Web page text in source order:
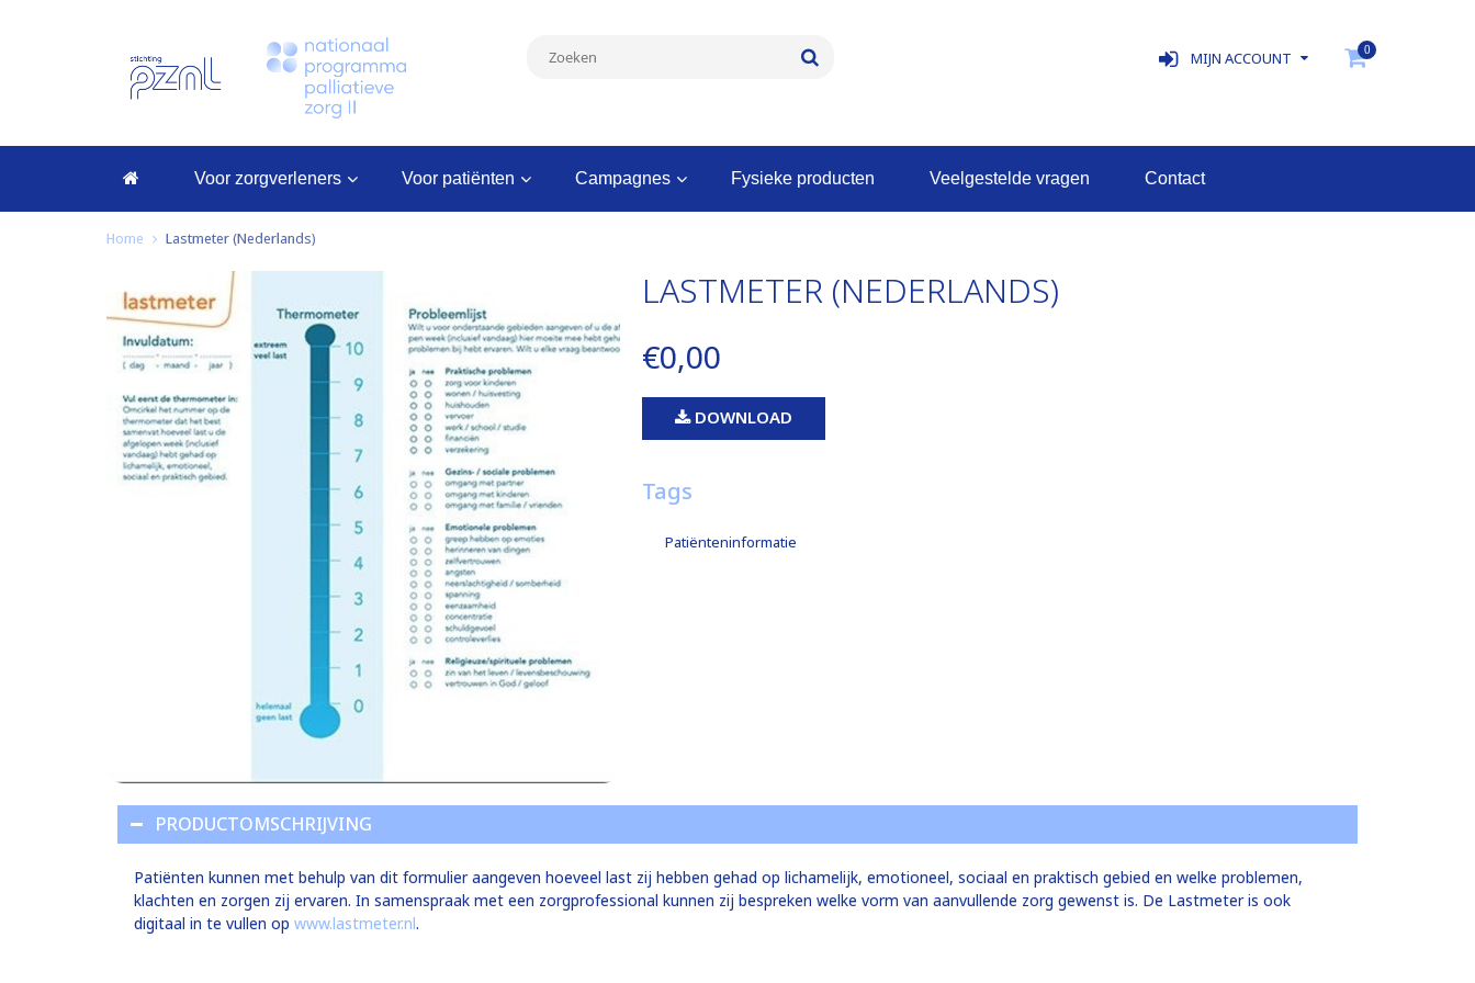
0
MIJN ACCOUNT
voor zorgverleners voor patiënten campagnes fysieke producten veelgestelde vragen contact
Home Lastmeter (Nederlands)
LASTMETER (NEDERLANDS)
€0,00
DOWNLOAD
Tags
Patiënteninformatie
PRODUCTOMSCHRIJVING
Patiënten kunnen met behulp van dit formulier aangeven hoeveel last zij hebben gehad op lichamelijk, emotioneel, sociaal en praktisch gebied en welke problemen,
klachten en zorgen zij ervaren. In samenspraak met een zorgprofessional kunnen zij bespreken welke vorm van aanvullende zorg gewenst is. De Lastmeter is ook
digitaal in te vullen op www.lastmeter.nl.